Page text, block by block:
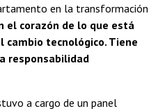
en la transformación
el corazón de lo que está
cambio tecnológico. Tiene
responsabilidad
a cargo de un panel